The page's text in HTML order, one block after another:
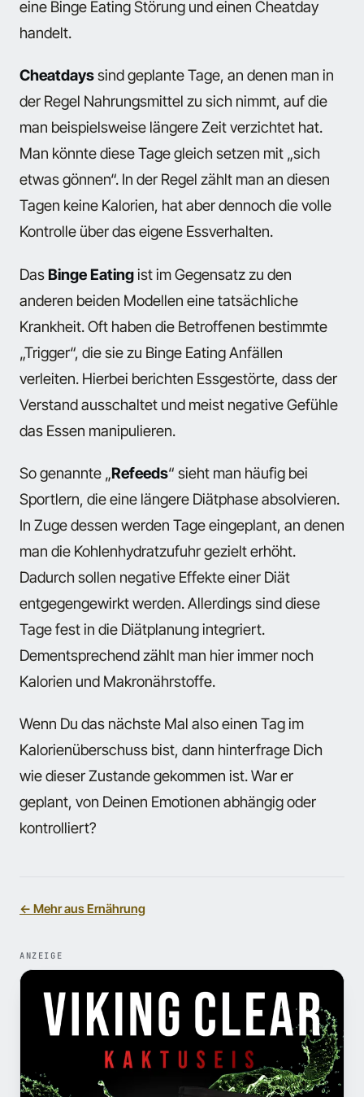
eine Binge Eating Störung und einen Cheatday
handelt.
Cheatdayssind geplante Tage, an denen man in
der Regel Nahrungsmittel zu sich nimmt, auf die
man beispielsweise längere Zeit verzichtet hat.
Man könnte diese Tage gleich setzen mit „sich
etwas gönnen“. In der Regel zählt man an diesen
Tagen keine Kalorien, hat aber dennoch die volle
Kontrolle über das eigene Essverhalten.
DasBinge Eatingist im Gegensatz zu den
anderen beiden Modellen eine tatsächliche
Krankheit. Oft haben die Betroffenen bestimmte
„Trigger“, die sie zu Binge Eating Anfällen
verleiten. Hierbei berichten Essgestörte, dass der
Verstand ausschaltet und meist negative Gefühle
das Essen manipulieren.
So genannte „Refeeds“ sieht man häufig bei
Sportlern, die eine längere Diätphase absolvieren.
In Zuge dessen werden Tage eingeplant, an denen
man die Kohlenhydratzufuhr gezielt erhöht.
Dadurch sollen negative Effekte einer Diät
entgegengewirkt werden. Allerdings sind diese
Tage fest in die Diätplanung integriert.
Dementsprechend zählt man hier immer noch
Kalorien und Makronährstoffe.
Wenn Du das nächste Mal also einen Tag im
Kalorienüberschuss bist, dann hinterfrage Dich
wie dieser Zustande gekommen ist. War er
geplant, von Deinen Emotionen abhängig oder
kontrolliert?
← Mehr aus Ernährung
ANZEIGE